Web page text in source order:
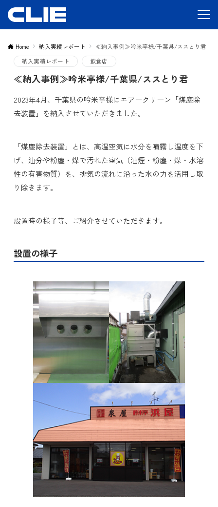
Home 納入実績レポート
≪納入事例≫吟米亭様/千葉県/ススとり君
納入実績レポート
飲食店
≪納入事例≫吟米亭様/千葉県/ススとり君
2023年4月、千葉県の吟米亭様にエアークリーン「煤塵除
去装置」を納入させていただきました。
「煤塵除去装置」とは、高温空気に水分を噴霧し温度を下
げ、油分や粉塵・煤で汚れた空気（油煙・粉塵・煤・水溶
性の有害物質）を、排気の流れに沿った水の力を活用し取
り除きます。
設置時の様子等、ご紹介させていただきます。
設置の様子